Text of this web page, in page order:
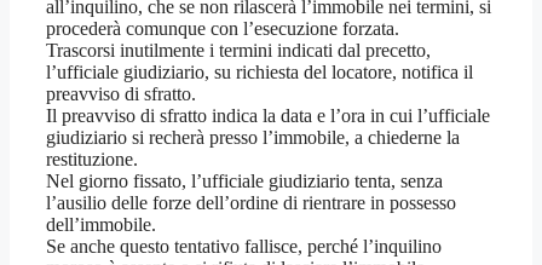
all’inquilino, che se non rilascerà l’immobile nei termini, si
procederà comunque con l’esecuzione forzata.
Trascorsi inutilmente i termini indicati dal precetto,
l’ufficiale giudiziario, su richiesta del locatore, notifica il
preavviso di sfratto.
Il preavviso di sfratto indica la data e l’ora in cui l’ufficiale
giudiziario si recherà presso l’immobile, a chiederne la
restituzione.
Nel giorno fissato, l’ufficiale giudiziario tenta, senza
l’ausilio delle forze dell’ordine di rientrare in possesso
dell’immobile.
Se anche questo tentativo fallisce, perché l’inquilino